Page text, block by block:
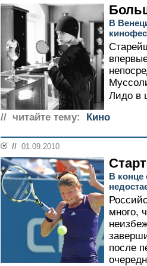
В
Лидо в
// читайте тему:
Кино
// 01.09.2010
В конце
много,
после